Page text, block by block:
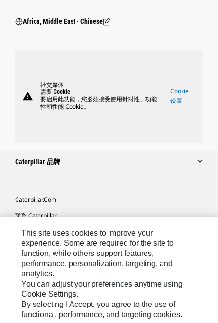
Africa, Middle East ‧ Chinese
warning
社交媒体
需要 Cookie
要启用此功能，您必须接受使用针对性、功能
性和性能 Cookie。
Cookie
设置
Caterpillar 品牌
Caterpillar.com
联系 Caterpillar
我的营销首选项
站点地图
Cookie Settings
法律
隐私
This site uses cookies to improve your
experience. Some are required for the site to
function, while others support features,
performance, personalization, targeting, and
analytics.
You can adjust your preferences anytime using
Cookie Settings.
By selecting I Accept, you agree to the use of
functional, performance, and targeting cookies.